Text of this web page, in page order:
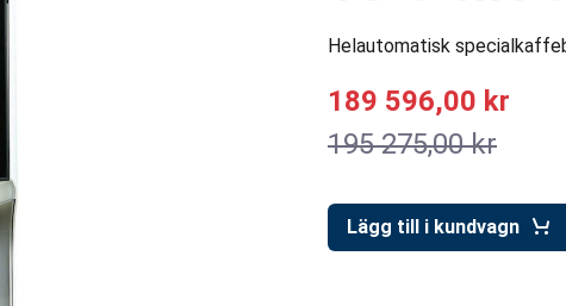
Helautomatisk
195 275,00 kr
189 596,00 kr
Lägg till i kundvagn